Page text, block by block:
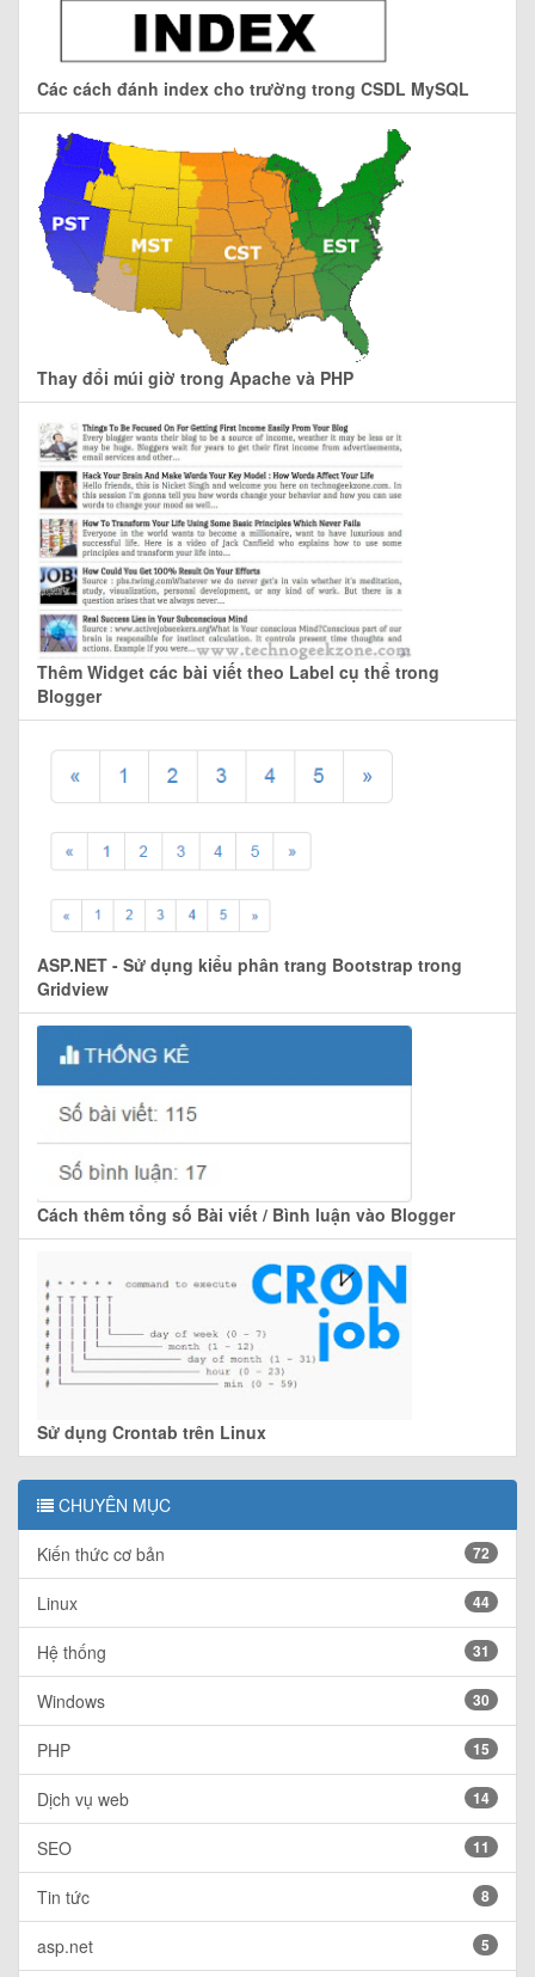
Các cách đánh index cho trường trong CSDL MySQL
Thay đổi múi giờ trong Apache và PHP
Thêm Widget các bài viết theo Label cụ thể trong
Blogger
ASP.NET - Sử dụng kiểu phân trang Bootstrap trong
Gridview
Cách thêm tổng số Bài viết / Bình luận vào Blogger
Sử dụng Crontab trên Linux
CHUYÊN MỤC
Kiến thức cơ bản 72
Linux 44
Hệ thống 31
Windows 30
PHP 15
Dịch vụ web 14
SEO 11
Tin tức 8
asp.net 5